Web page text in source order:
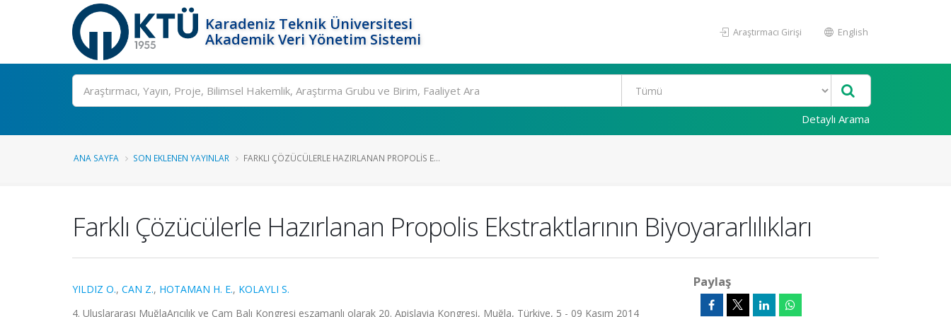
Karadeniz Teknik Üniversitesi
Akademik Veri Yönetim Sistemi
Araştırmacı Girişi English
Ara
Detaylı Arama
ANA SAYFA SON EKLENEN YAYINLAR FARKLI ÇÖZÜCÜLERLE HAZIRLANAN PROPOLIS E...
Farklı Çözücülerle Hazırlanan Propolis Ekstraktlarının Biyoyararlılıkları
YILDIZ O., CAN Z., HOTAMAN H. E., KOLAYLI S.
4. Uluslararası MuğlaArıcılık ve Çam Balı Kongresi eşzamanlı olarak 20. Apislavia Kongresi, Muğla, Türkiye, 5 - 09 Kasım 2014
Paylaş